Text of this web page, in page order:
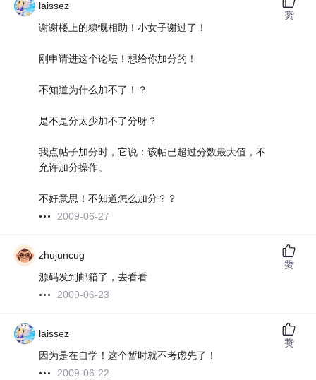
laissez
谢谢楼上的糠慨相助！小女子谢过了！
刚申请进这个论坛！想给你加分的！
不知道为什么加不了！？
是不是分太少加不了分呀？
我点帖子加分时，它说：该帖已超过分数最大值，不
允许加分操作。
不好意思！不知道怎么加分？？
2009-06-27
赞
zhujuncug
源码发到邮箱了，去看看
2009-06-23
赞
laissez
因为是在自学！这个暂时就不考虑先了！
2009-06-22
赞